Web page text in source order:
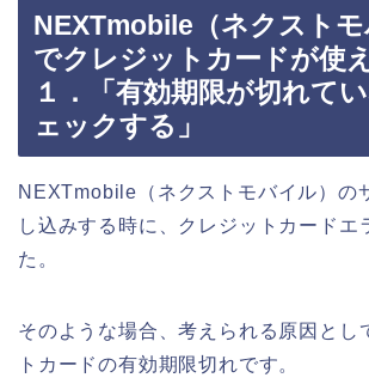
NEXTmobile（ネクストモ
でクレジットカードが使
１．「有効期限が切れて
ェックする」
NEXTmobile（ネクストモバイル）の
し込みする時に、クレジットカードエ
た。
そのような場合、考えられる原因とし
トカードの有効期限切れです。